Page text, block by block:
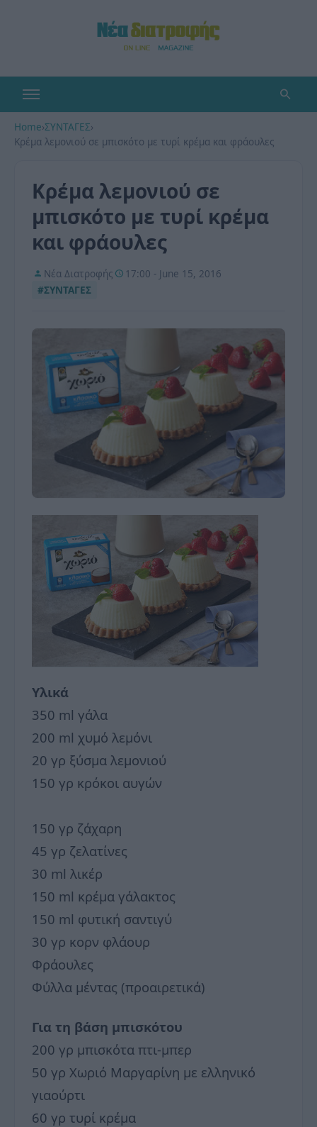
Home›ΣΥΝΤΑΓΕΣ›
Κρέμα λεμονιού σε μπισκότο με τυρί κρέμα και φράουλες
Κρέμα λεμονιού σε
μπισκότο με τυρί κρέμα
και φράουλες
Νέα Διατροφής
17:00 - June 15, 2016
#ΣΥΝΤΑΓΕΣ
Υλικά
350 ml γάλα
200 ml χυμό λεμόνι
20 γρ ξύσμα λεμονιού
150 γρ κρόκοι αυγών
150 γρ ζάχαρη
45 γρ ζελατίνες
30 ml λικέρ
150 ml κρέμα γάλακτος
150 ml φυτική σαντιγύ
30 γρ κορν φλάουρ
Φράουλες
Φύλλα μέντας (προαιρετικά)
Για τη βάση μπισκότου
200 γρ μπισκότα πτι-μπερ
50 γρ Χωριό Μαργαρίνη με ελληνικό
γιαούρτι
60 γρ τυρί κρέμα